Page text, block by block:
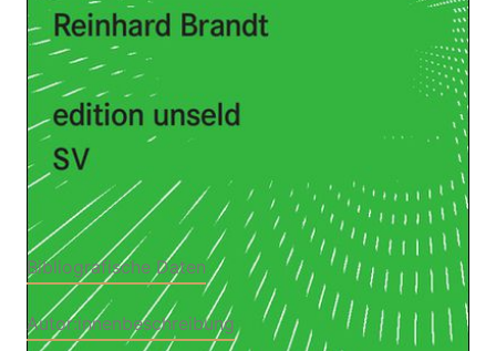
Verlag: Suhrkamp
Buch
kartoniert
Leseprobe_Koennen_Tiere_denken
Bibliografische Daten
Autor:innenbeschreibung